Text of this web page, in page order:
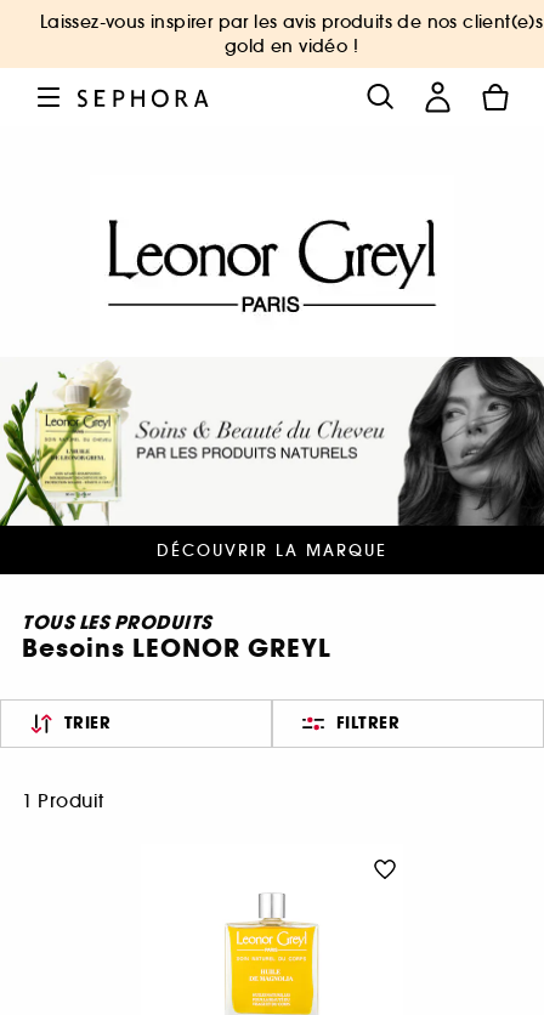
Laissez-vous inspirer par les avis produits de nos client(e)s
gold en vidéo !
DÉCOUVRIR LA MARQUE
TOUS LES PRODUITS
Besoins LEONOR GREYL
TRIER FILTRER
1 Produit